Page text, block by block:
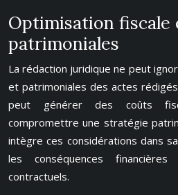
Optimisation fiscale
patrimoniales
La rédaction juridique ne peut
et patrimoniales des actes
peut générer des coûts
compromettre une stratégie
intègre ces considérations dans
les conséquences
contractuels.